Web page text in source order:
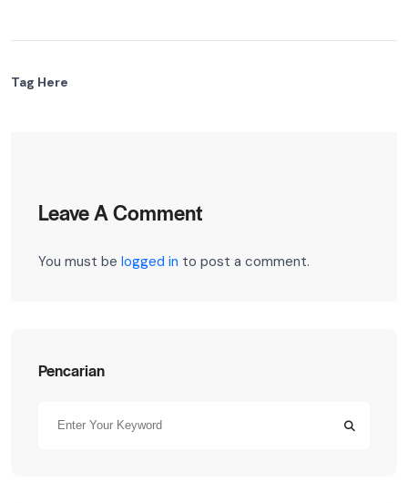
Tag Here
Leave A Comment
You must be logged in to post a comment.
Pencarian